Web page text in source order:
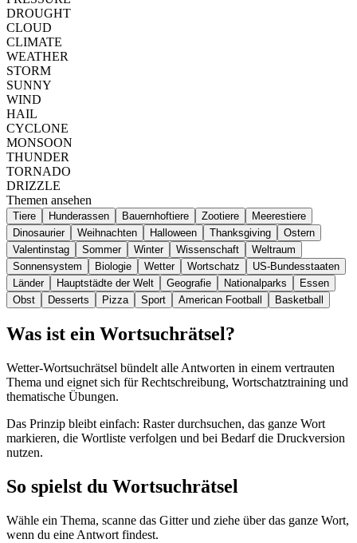
DROUGHT
CLOUD
CLIMATE
WEATHER
STORM
SUNNY
WIND
HAIL
CYCLONE
MONSOON
THUNDER
TORNADO
DRIZZLE
Themen ansehen
Tiere Hunderassen Bauernhoftiere Zootiere
Meerestiere
Dinosaurier
Weihnachten Halloween Thanksgiving
Ostern
Valentinstag
Sommer Winter Wissenschaft
Weltraum
Sonnensystem
Biologie Wetter Wortschatz
US-Bundesstaaten
Länder
Hauptstädte der Welt Geografie Nationalparks
Essen
Obst
Desserts Pizza Sport American Football Basketball
Was ist ein Wortsuchrätsel?
Wetter-Wortsuchrätsel bündelt alle Antworten in einem vertrauten
Thema und eignet sich für Rechtschreibung, Wortschatztraining und
thematische Übungen.
Das Prinzip bleibt einfach: Raster durchsuchen, das ganze Wort
markieren, die Wortliste verfolgen und bei Bedarf die Druckversion
nutzen.
So spielst du Wortsuchrätsel
Wähle ein Thema, scanne das Gitter und ziehe über das ganze Wort,
wenn du eine Antwort findest.